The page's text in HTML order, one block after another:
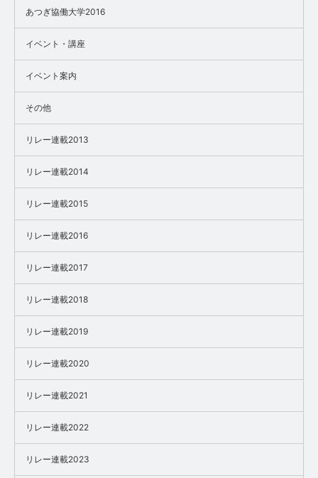
あつぎ協働大学2016
イベント・講座
イベント案内
その他
リレー連載2013
リレー連載2014
リレー連載2015
リレー連載2016
リレー連載2017
リレー連載2018
リレー連載2019
リレー連載2020
リレー連載2021
リレー連載2022
リレー連載2023